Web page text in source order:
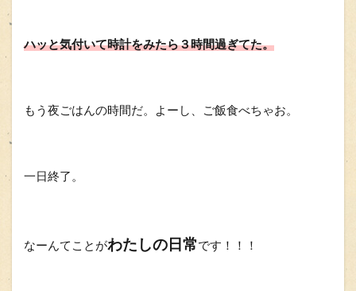
ハッと気付いて時計をみたら３時間過ぎてた。
もう夜ごはんの時間だ。よーし、ご飯食べちゃお。
一日終了。
なーんてことがわたしの日常です！！！